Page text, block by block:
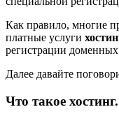
Как правило, многие
платные услуги
регистрации
Далее давайте
Что такое хостинг.